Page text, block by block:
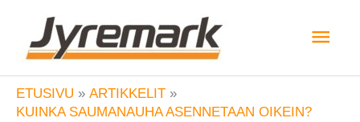
sisältöön
ETUSIVU
ARTIKKELIT
KUINKA SAUMANAUHA ASENNETAAN OIKEIN?